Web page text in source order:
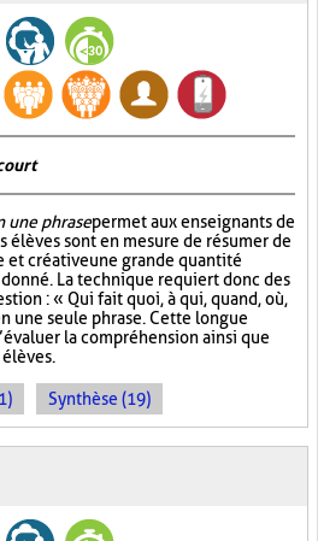
une phrasepermet aux enseignants de
élèves sont en mesure de résumer de
et créative une grande quantité
La technique requiert donc des
: « Qui fait quoi, à qui, quand, où,
une seule phrase. Cette longue
la compréhension ainsi que
élèves.
Synthèse (19)